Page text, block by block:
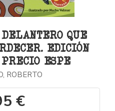
QUE
EDICIÓN
ESPE
ROBERTO
€